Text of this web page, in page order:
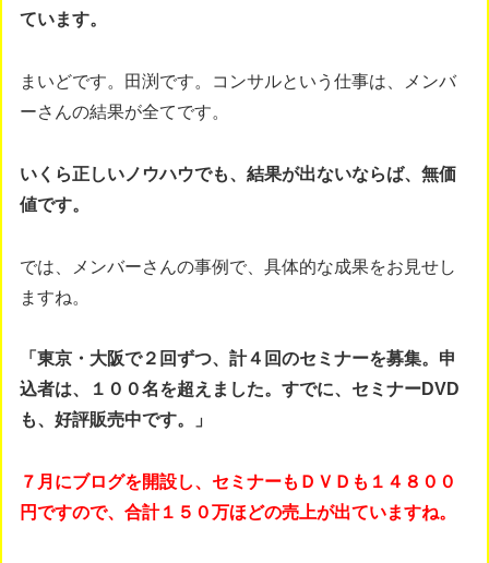
ています。
まいどです。田渕です。コンサルという仕事は、メンバ
ーさんの結果が全てです。
いくら正しいノウハウでも、結果が出ないならば、無価
値です。
では、メンバーさんの事例で、具体的な成果をお見せし
ますね。
「東京・大阪で２回ずつ、計４回のセミナーを募集。申
込者は、１００名を超えました。すでに、セミナーDVD
も、好評販売中です。」
７月にブログを開設し、セミナーもＤＶＤも１４８００
円ですので、合計１５０万ほどの売上が出ていますね。